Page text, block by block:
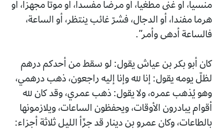
منسيا، أو غنى مطغيا، أو مرضا مفسدا، أو موتا مجهزا، أو
هرما مفندا، أو الدجال، فشرّ غائب ينتظر، أو الساعة،
فالساعة أدهى وأمر”.
كان أبو بكر بن عياش يقول: لو سقط من أحدكم درهم
لظلّ يومه يقول: إنا لله وإنا إليه راجعون، ذهب درهمي،
وهو يُذهب عمره، ولا يقول: ذهب عمري، وقد كان لله
أقوام يبادرون الأوقات، ويحفظون الساعات، ويلازمونها
بالطاعات، وكان عمرو بن دينار قد جزّأ الليل ثلاثة أجزاء: